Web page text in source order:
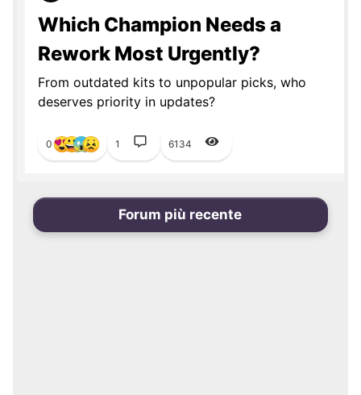
Which Champion Needs a
Rework Most Urgently?
From outdated kits to unpopular picks, who
deserves priority in updates?
0 1 6134
Forum più recente